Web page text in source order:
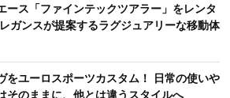
ース「ファインテックツアラー」をレンタ
ガンスが提案するラグジュアリーな移動体
をユーロスポーツカスタム！ 日常の使いや
そのままに、他とは違うスタイルへ